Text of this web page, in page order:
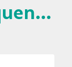
Perguntas Frequentes